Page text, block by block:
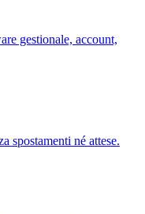
gestionale, account,
spostamenti né attese.